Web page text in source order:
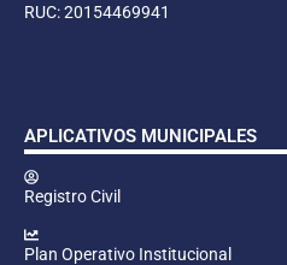
RUC: 20154469941
APLICATIVOS MUNICIPALES
Registro Civil
Plan Operativo Institucional